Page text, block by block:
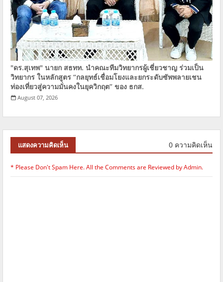
"ดร.สุเทพ" นายก​ ​สธทท.​ นำคณะทีมวิทยากรผู้เชี่ยวชาญ ร่วมเป็น
วิทยากร ในหลักสูตร​ “กลยุทธ์เชื่อมโยงและยกระดับซัพพลายเชน
ท่องเที่ยวสู่ความมั่นคงในยุควิกฤต” ของ​ ​ธกส.
August 07, 2026
แสดงความคิดเห็น 0 ความคิดเห็น
* Please Don't Spam Here. All the Comments are Reviewed by Admin.